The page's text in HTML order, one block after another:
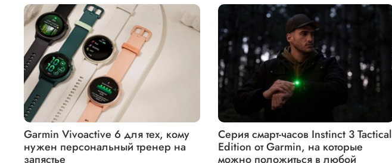
Garmin Vivoactive 6 для тех, кому
нужен персональный тренер на
запястье
Серия смарт-часов Instinct 3 Tactical
Edition от Garmin, на которые
можно положиться в любой